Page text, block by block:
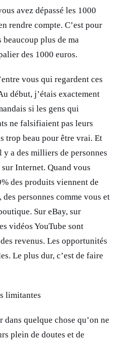
avez dépassé les 1000
rendre compte. C’est pour
beaucoup plus de ma
des 1000 euros.
vous qui regardent ces
début, j’étais exactement
si les gens qui
ne falsifiaient pas leurs
trop beau pour être vrai. Et
y a des milliers de personnes
Internet. Quand vous
des produits viennent de
personnes comme vous et
Sur eBay, sur
vidéos YouTube sont
revenus. Les opportunités
Le plus dur, c’est de faire
limitantes
dans quelque chose qu’on ne
plein de doutes et de